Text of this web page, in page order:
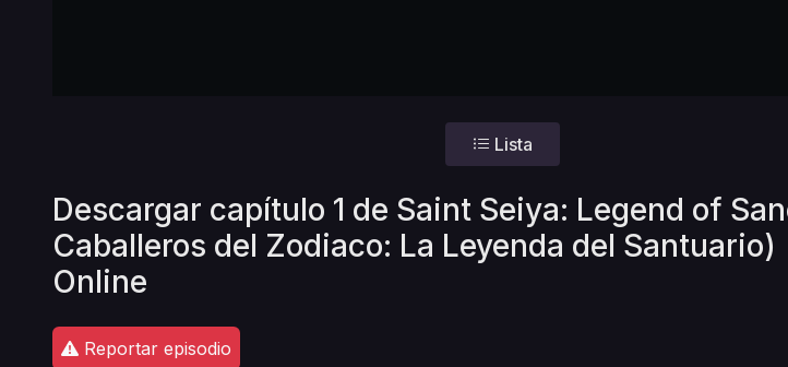
Lista
Descargar capítulo 1 de Saint Seiya: Legend of
Caballeros del Zodiaco: La Leyenda del Santuario)
Online
Reportar episodio